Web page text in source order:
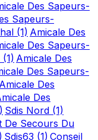
Des Sapeurs-
Sapeurs-
(1) Amicale Des
Des Sapeurs-
(1) Amicale Des
Des Sapeurs-
Amicale Des
Des
Sdis Nord (1)
De Secours Du
Sdis63 (1) Conseil